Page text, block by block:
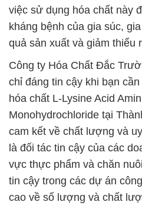
việc sử dụng hóa chất này
kháng bệnh của gia súc,
quả sản xuất và giảm thiểu
Công ty Hóa Chất Đắc
chỉ đáng tin cậy khi bạn
hóa chất L-Lysine Acid
Monohydrochloride tại
cam kết về chất lượng và
là đối tác tin cậy của các
vực thực phẩm và chăn
tin cậy trong các dự án
cao về số lượng và chất